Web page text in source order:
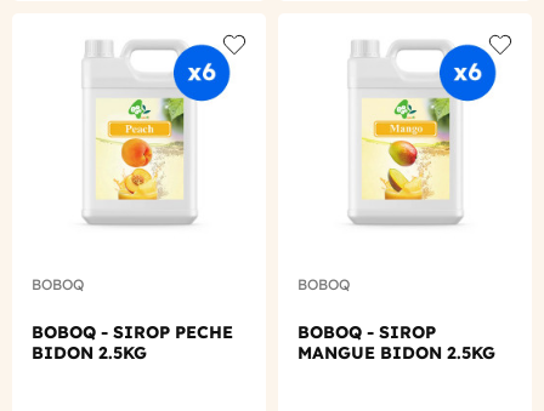
Add to wishlist
BOBOQ
BOBOQ - SIROP PECHE
BIDON 2.5KG
Add
BOBOQ
BOBOQ - SIROP
MANGUE BIDON 2.5KG